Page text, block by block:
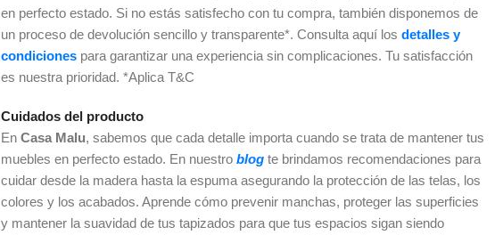
en perfecto estado. Si no estás satisfecho con tu compra, también disponemos de
un proceso de devolución sencillo y transparente*. Consulta aquí losdetalles y
condiciones para garantizar una experiencia sin complicaciones. Tu satisfacción
es nuestra prioridad. *Aplica T&C
Cuidados del producto
EnCasa Malu, sabemos que cada detalle importa cuando se trata de mantener tus
muebles en perfecto estado. En nuestroblogte brindamos recomendaciones para
cuidar desde la madera hasta la espuma asegurando la protección de las telas, los
colores y los acabados. Aprende cómo prevenir manchas, proteger las superficies
y mantener la suavidad de tus tapizados para que tus espacios sigan siendo